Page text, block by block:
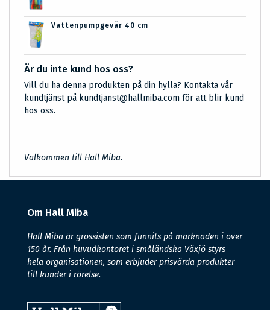
Vattenpumpgevär 40 cm
Är du inte kund hos oss?
Vill du ha denna produkten på din hylla? Kontakta vår
kundtjänst på kundtjanst@hallmiba.com för att blir kund
hos oss.
Välkommen till Hall Miba.
Om Hall Miba
Hall Miba är grossisten som funnits på marknaden i över
150 år. Från huvudkontoret i småländska Växjö styrs
hela organisationen, som erbjuder prisvärda produkter
till kunder i rörelse.